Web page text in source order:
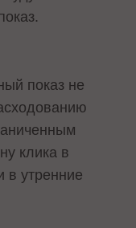
показ не
клика в
в утренние